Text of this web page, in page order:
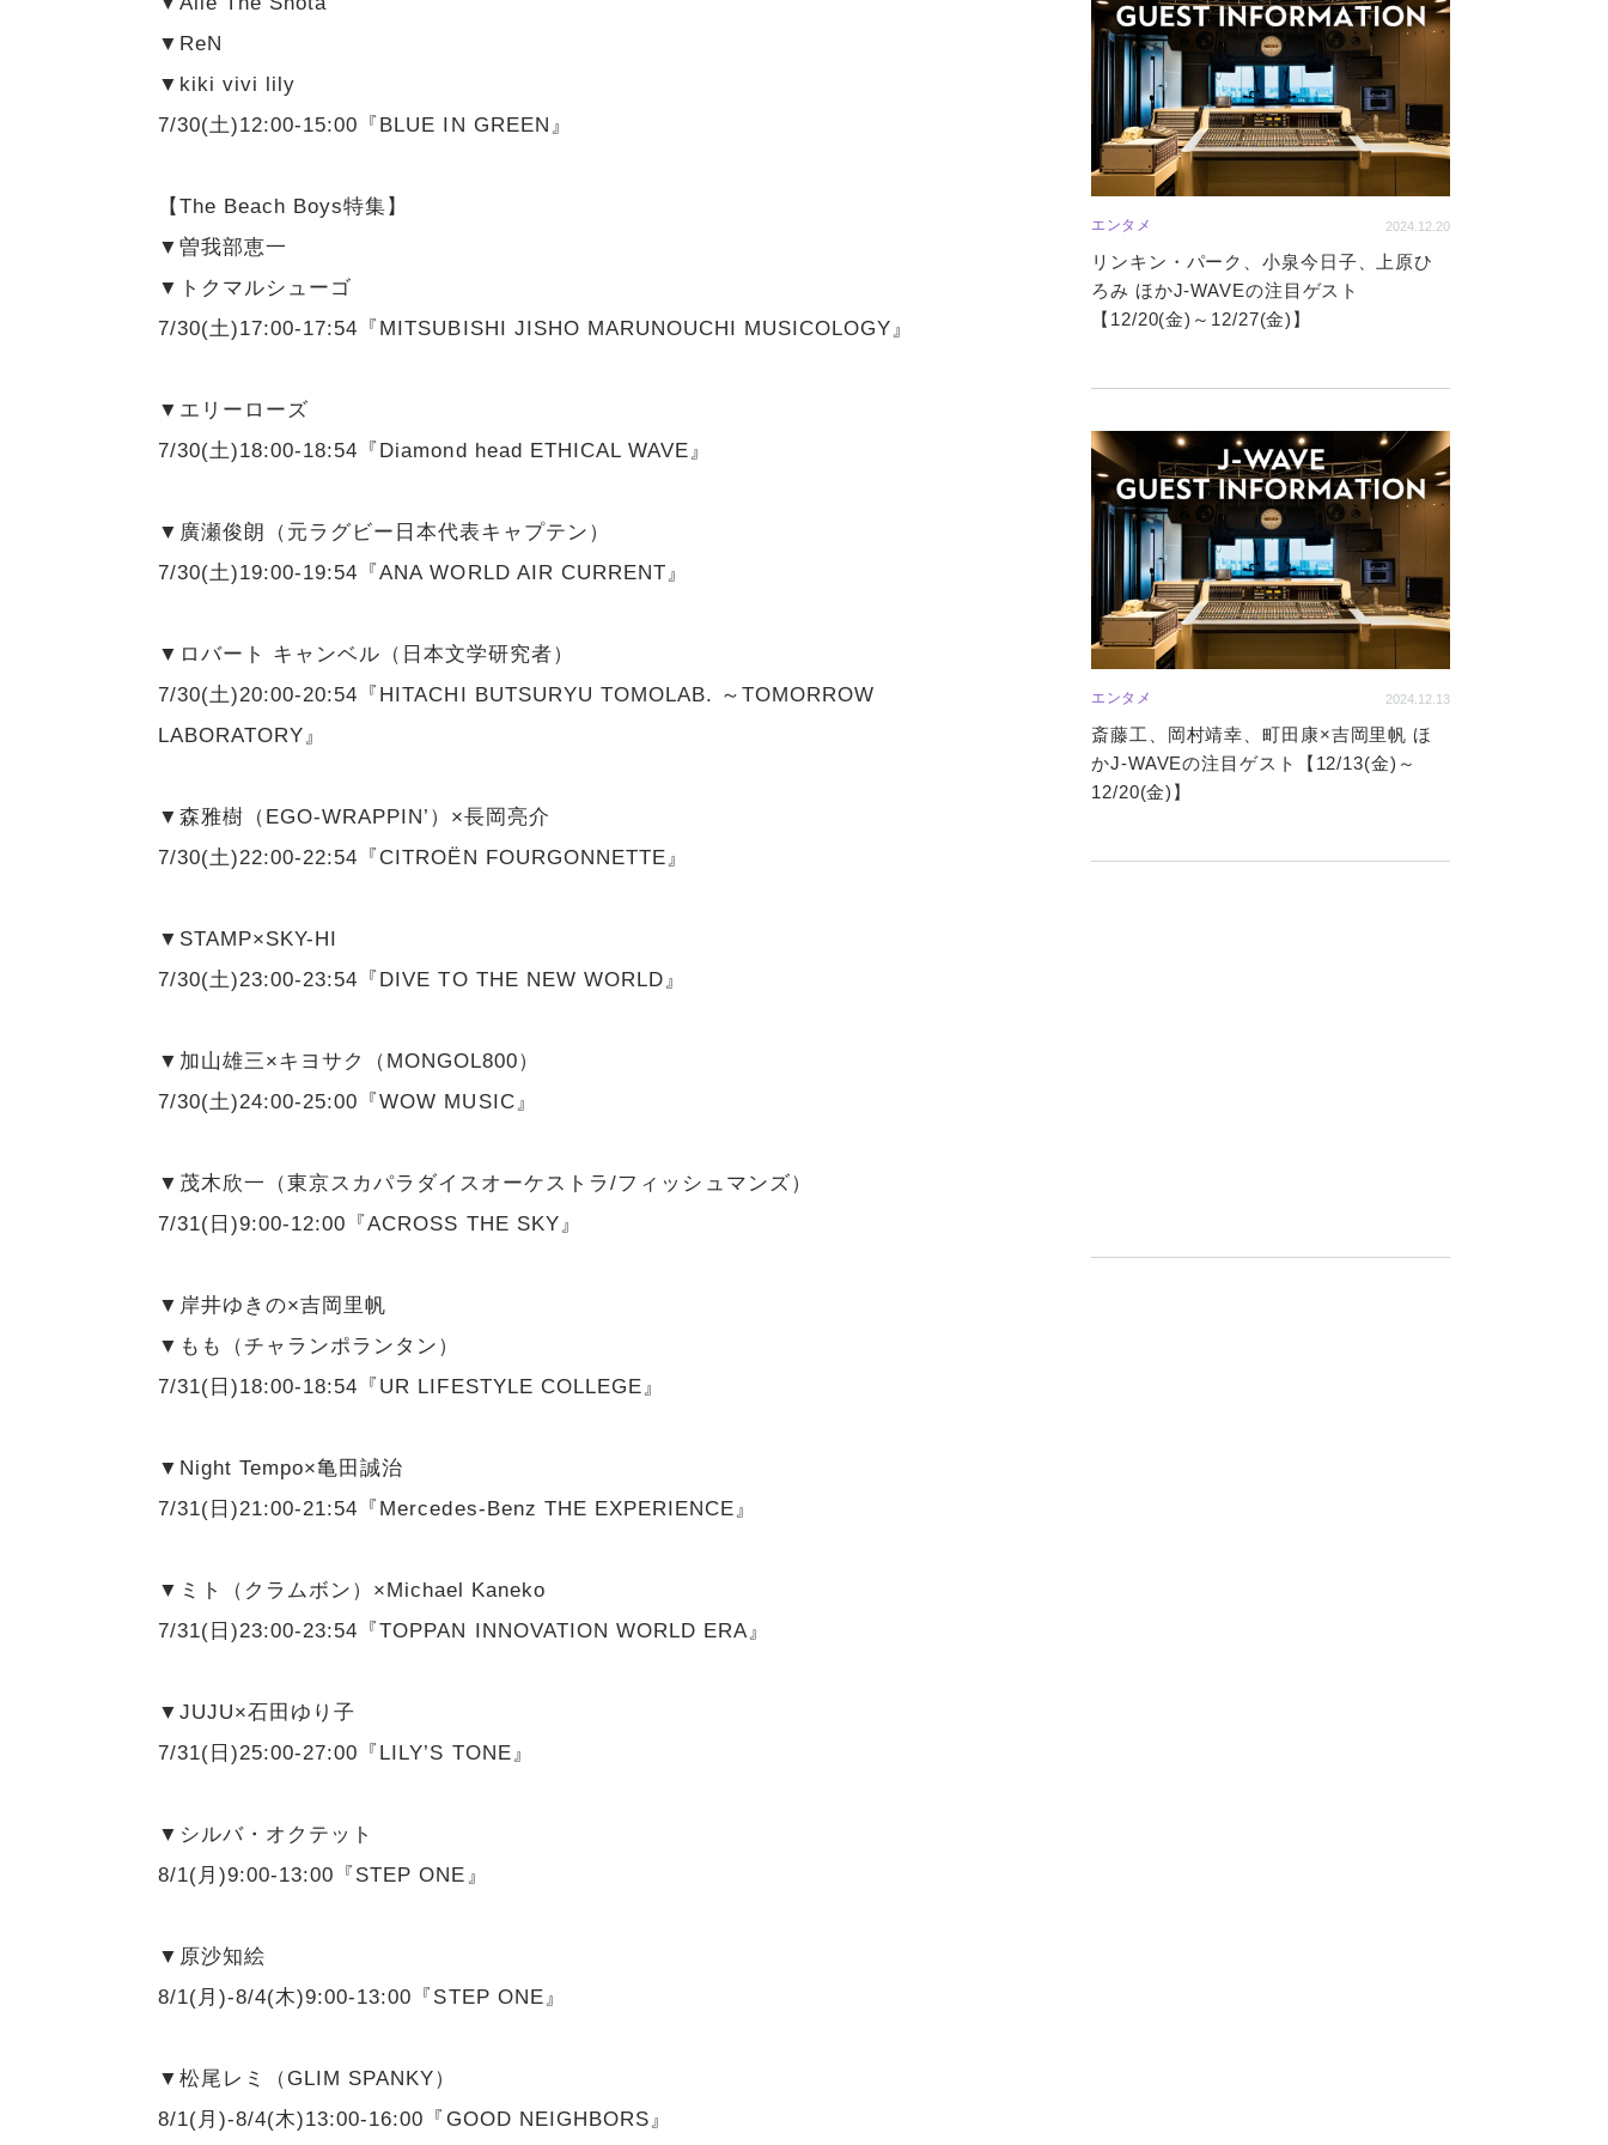
▼ReN
▼kiki vivi lily
7/30(土)12:00-15:00『BLUE IN GREEN』
【The Beach Boys特集】
▼曽我部恵一
▼トクマルシューゴ
7/30(土)17:00-17:54『MITSUBISHI JISHO MARUNOUCHI MUSICOLOGY』
▼エリーローズ
7/30(土)18:00-18:54『Diamond head ETHICAL WAVE』
▼廣瀬俊朗（元ラグビー日本代表キャプテン）
7/30(土)19:00-19:54『ANA WORLD AIR CURRENT』
▼ロバート キャンベル（日本文学研究者）
7/30(土)20:00-20:54『HITACHI BUTSURYU TOMOLAB. ～TOMORROW
LABORATORY』
▼森雅樹（EGO-WRAPPIN’）×長岡亮介
7/30(土)22:00-22:54『CITROËN FOURGONNETTE』
▼STAMP×SKY-HI
7/30(土)23:00-23:54『DIVE TO THE NEW WORLD』
▼加山雄三×キヨサク（MONGOL800）
7/30(土)24:00-25:00『WOW MUSIC』
▼茂木欣一（東京スカパラダイスオーケストラ/フィッシュマンズ）
7/31(日)9:00-12:00『ACROSS THE SKY』
▼岸井ゆきの×吉岡里帆
▼もも（チャランポランタン）
7/31(日)18:00-18:54『UR LIFESTYLE COLLEGE』
▼Night Tempo×亀田誠治
7/31(日)21:00-21:54『Mercedes-Benz THE EXPERIENCE』
▼ミト（クラムボン）×Michael Kaneko
7/31(日)23:00-23:54『TOPPAN INNOVATION WORLD ERA』
▼JUJU×石田ゆり子
7/31(日)25:00-27:00『LILY’S TONE』
▼シルバ・オクテット
8/1(月)9:00-13:00『STEP ONE』
▼原沙知絵
8/1(月)-8/4(木)9:00-13:00『STEP ONE』
▼松尾レミ（GLIM SPANKY）
8/1(月)-8/4(木)13:00-16:00『GOOD NEIGHBORS』
エンタメ 2024.12.20
リンキン・パーク、小泉今日子、上原ひ
ろみ ほかJ-WAVEの注目ゲスト
【12/20(金)～12/27(金)】
エンタメ 2024.12.13
斎藤工、岡村靖幸、町田康×吉岡里帆 ほ
かJ-WAVEの注目ゲスト【12/13(金)～
12/20(金)】